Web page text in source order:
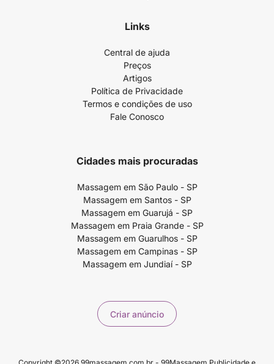
Links
Central de ajuda
Preços
Artigos
Política de Privacidade
Termos e condições de uso
Fale Conosco
Cidades mais procuradas
Massagem em São Paulo - SP
Massagem em Santos - SP
Massagem em Guarujá - SP
Massagem em Praia Grande - SP
Massagem em Guarulhos - SP
Massagem em Campinas - SP
Massagem em Jundiaí - SP
Criar anúncio